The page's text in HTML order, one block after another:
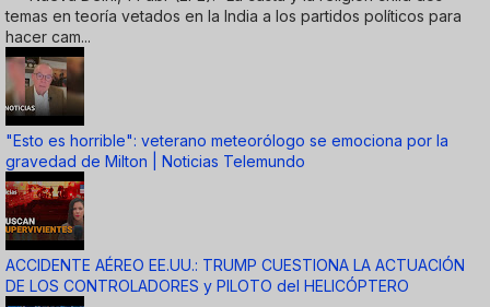
temas en teoría vetados en la India a los partidos políticos para
hacer cam...
"Esto es horrible": veterano meteorólogo se emociona por la
gravedad de Milton | Noticias Telemundo
ACCIDENTE AÉREO EE.UU.: TRUMP CUESTIONA LA ACTUACIÓN
DE LOS CONTROLADORES y PILOTO del HELICÓPTERO